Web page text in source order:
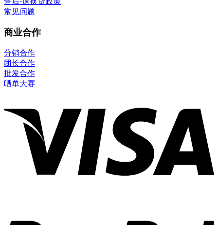
常见问题
商业合作
分销合作
团长合作
批发合作
晒单大赛